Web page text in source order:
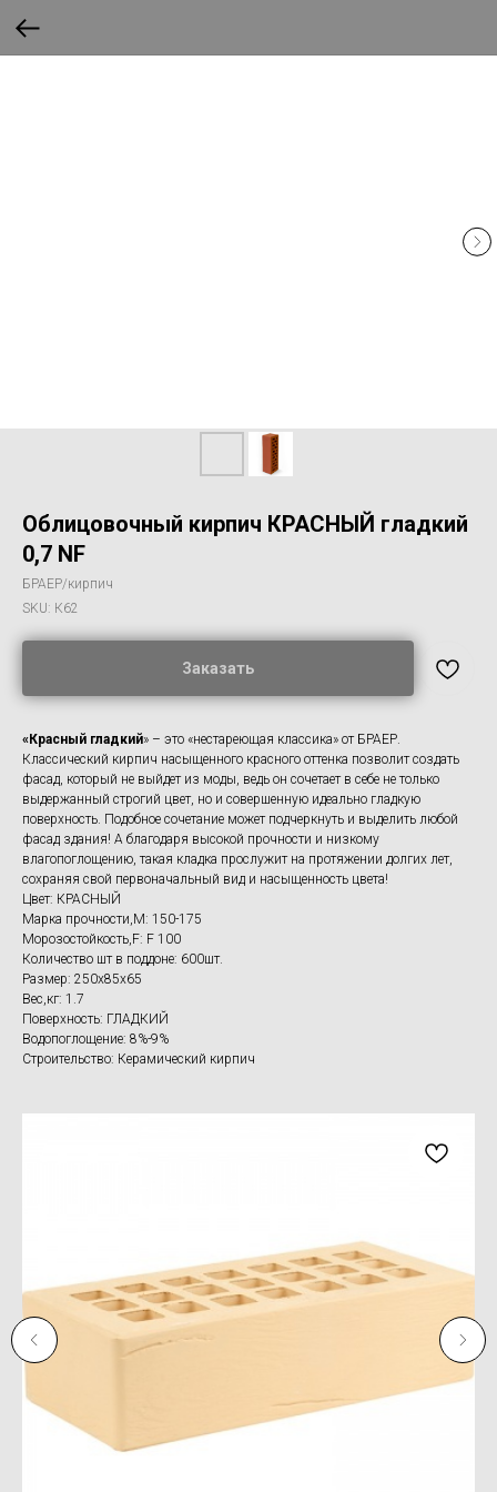
Облицовочный кирпич КРАСНЫЙ гладкий
0,7 NF
БРАЕР/кирпич
SKU: К62
Заказать
«Красный гладкий» – это «нестареющая классика» от БРАЕР.
Классический кирпич насыщенного красного оттенка позволит создать
фасад, который не выйдет из моды, ведь он сочетает в себе не только
выдержанный строгий цвет, но и совершенную идеально гладкую
поверхность. Подобное сочетание может подчеркнуть и выделить любой
фасад здания! А благодаря высокой прочности и низкому
влагопоглощению, такая кладка прослужит на протяжении долгих лет,
сохраняя свой первоначальный вид и насыщенность цвета!
Цвет: КРАСНЫЙ
Марка прочности,M: 150-175
Морозостойкость,F: F 100
Количество шт в поддоне: 600шт.
Размер: 250x85x65
Вес,кг: 1.7
Поверхность: ГЛАДКИЙ
Водопоглощение: 8%-9%
Строительство: Керамический кирпич